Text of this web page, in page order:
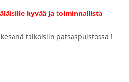
hyvää ja toiminnallista
talkoisiin patsaspuistossa !